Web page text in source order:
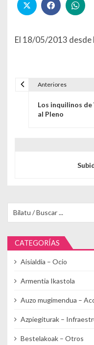
El 18/05/2013 desde
Anteriores
Los inquilinos
al Pleno
CATEGORÍAS
Aisialdia – Ocio
Armentia Ikastola
Auzo mugimendua –
Azpiegiturak –
Bestelakoak – Otros